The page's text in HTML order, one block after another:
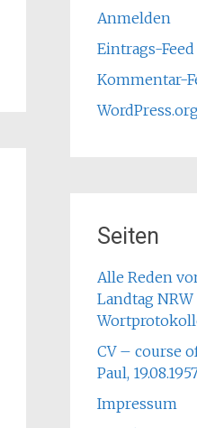
Anmelden
Eintrags-Feed
Kommentar-
WordPress.org
Seiten
Alle Reden
Landtag
CV – course
Paul,
Impressum